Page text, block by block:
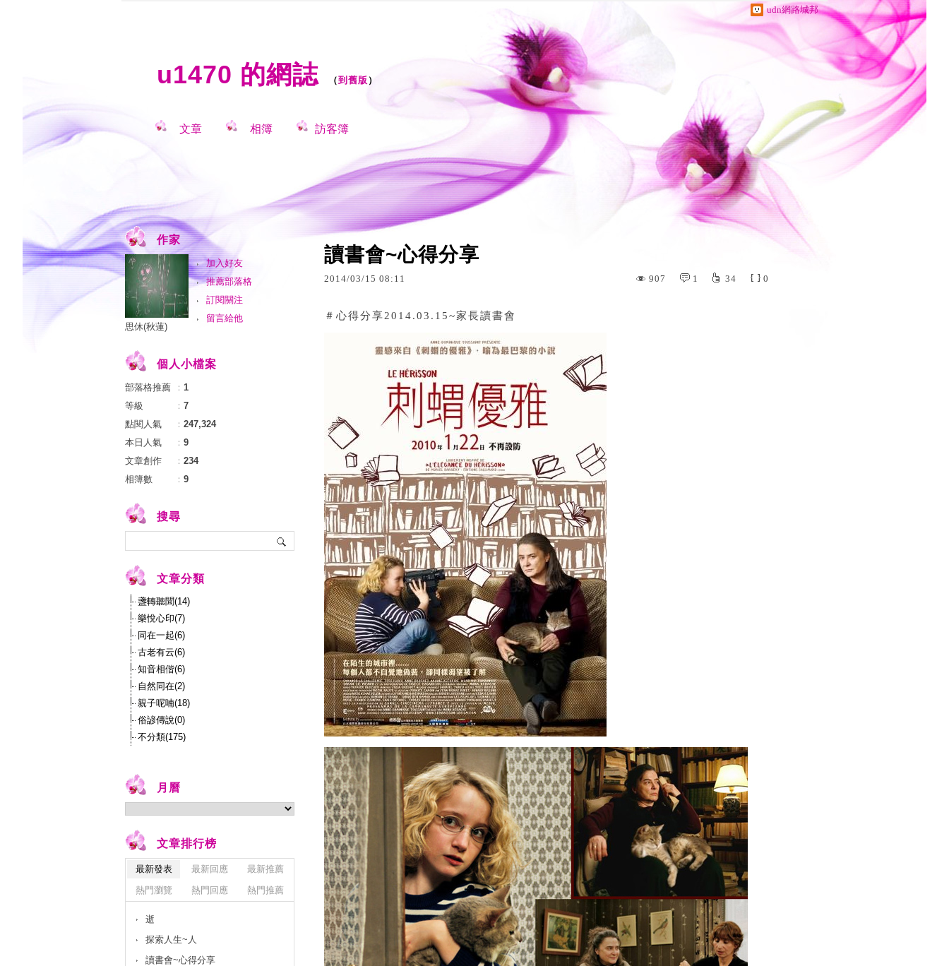
udn網路城邦
u1470 的網誌（到舊版 ）
文章 相簿 訪客簿
讀書會~心得分享
2014/03/15 08 : 11 907 1 34 0
＃心得分享2014.03.15~家長讀書會
作家
加入好友
推薦部落格
訂閱關注
留言給他
思休(秋蓮)
個人小檔案
部落格推薦 ： 1
等級
： 7
點閱人氣
： 247,324
本日人氣
： 9
文章創作
： 234
相簿數
： 9
搜尋
文章分類
盞轉聽聞(14)
樂悅心印(7)
同在一起(6)
古老有云(6)
知音相偕(6)
自然同在(2)
親子呢喃(18)
俗諺傳說(0)
不分類(175)
月曆
文章排行榜
最新發表 最新回應
最新推薦
熱門瀏覽
熱門回應 熱門推薦
逝
探索人生~人
讀書會~心得分享